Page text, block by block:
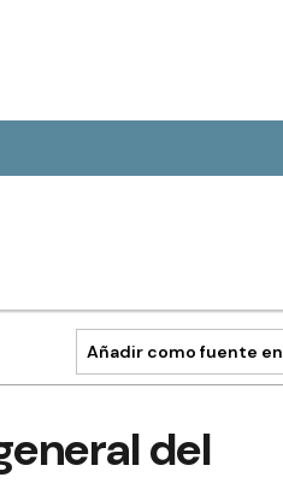
Añadir como fuente en
del